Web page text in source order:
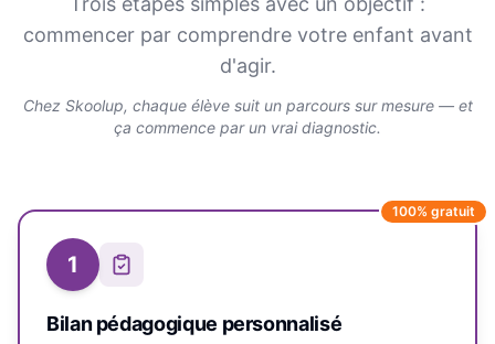
commencer par comprendre votre enfant avant
d'agir.
Chez Skoolup, chaque élève suit un parcours sur mesure — et
ça commence par un vrai diagnostic.
100% gratuit
1
Bilan pédagogique personnalisé